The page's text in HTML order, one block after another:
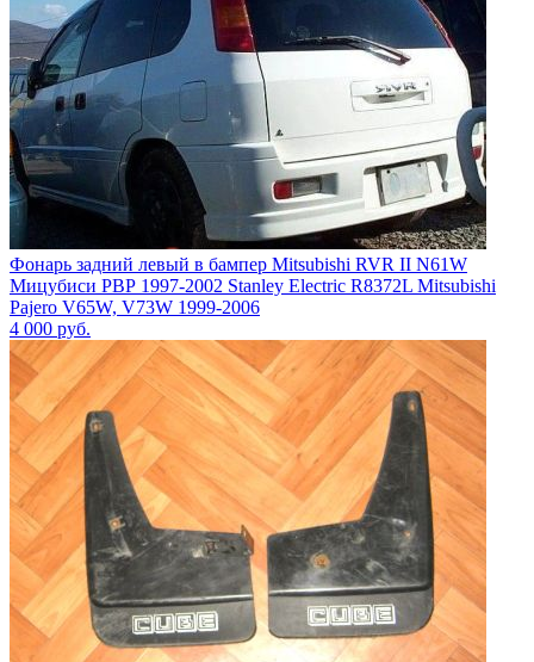
Фонарь задний левый в бампер Mitsubishi RVR II N61W
Мицубиси РВР 1997-2002 Stanley Electric R8372L Mitsubishi
Pajero V65W, V73W 1999-2006
4 000 руб.